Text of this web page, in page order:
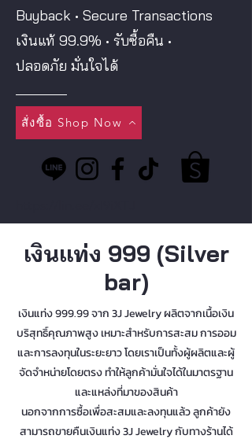
Buyback • Secure Transactions
เงินแท้ 99.9% • รับซื้อคืน •
ปลอดภัย มั่นใจได้
สั่งซื้อ Shop Now
เงินแท่ง 999 (Silver
bar)
เงินแท่ง 999.99 จาก 3J Jewelry ผลิตจากเนื้อเงิน
บริสุทธิ์คุณภาพสูง เหมาะสำหรับการสะสม การออม
และการลงทุนในระยะยาว โดยเราเป็นทั้งผู้ผลิตและผู้
จัดจำหน่ายโดยตรง ทำให้ลูกค้ามั่นใจได้ในมาตรฐาน
และแหล่งที่มาของสินค้า
นอกจากการซื้อเพื่อสะสมและลงทุนแล้ว ลูกค้ายัง
สามารถขายคืนเงินแท่ง 3J Jewelry กับทางร้านได้